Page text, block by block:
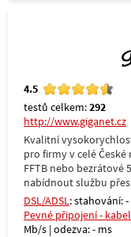
4.5
testů celkem:292
http://www.giganet.cz
Kvalitní
pro firmy v celé České
FFTB nebo bezrátové
nabídnout službu
DSL/ADSL: stahování:
Pevné připojení -
Mb/s | odezva: - ms